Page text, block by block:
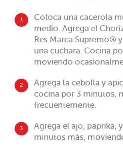
1
Coloca una cacerola
medio. Agrega el
Res Marca Supremo®
una cuchara. Cocina
moviendo
2
Agrega la cebolla y
cocina por 3 minutos,
frecuentemente.
3
Agrega el ajo, paprika,
minutos más,